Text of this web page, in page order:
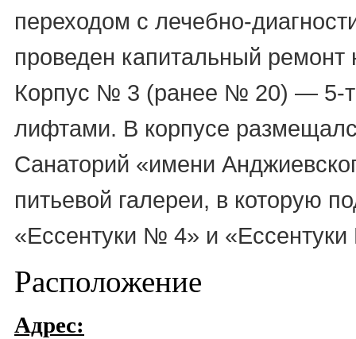
переходом с лечебно-
проведен капитальный
Корпус № 3 (ранее № 20) — 5-
лифтами. В корпусе
Санаторий «имени
питьевой галереи, в которую
«Ессентуки № 4» и
Расположение
Адрес: